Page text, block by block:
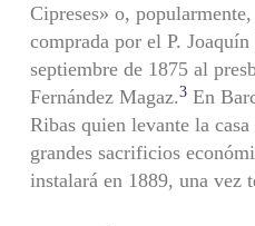
Cipreses» o,
comprada por el P.
septiembre de 1875 al
Fernández Magaz.3En
Ribas quien levante la
grandes sacrificios
instalará en 1889, una vez